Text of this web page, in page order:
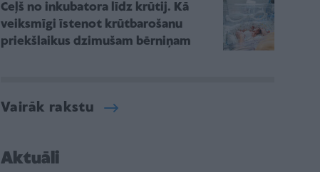
Ceļš no inkubatora līdz krūtij. Kā
veiksmīgi īstenot krūtbarošanu
priekšlaikus dzimušam bērniņam
Vairāk rakstu
Aktuāli